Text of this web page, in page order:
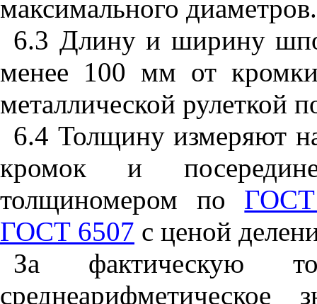
максимального диаметров.
6.3 Длину и ширину
менее 100 мм от
металлической рулеткой
6.4 Толщину измеряют
кромок и
толщиномером по
ГОСТ 6507 с ценой
За фактическую
среднеарифметическое